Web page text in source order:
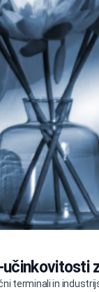
učinkovitosti
terminali in